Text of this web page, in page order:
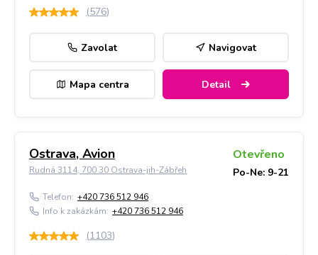
(576)
Zavolat Navigovat
Mapa centra Detail
Ostrava, Avion
Rudná 3114, 700 30 Ostrava-jih-Zábřeh
Otevřeno
Po-Ne: 9-21
Telefon: +420 736 512 946
Info k zakázkám: +420 736 512 946
(1103)